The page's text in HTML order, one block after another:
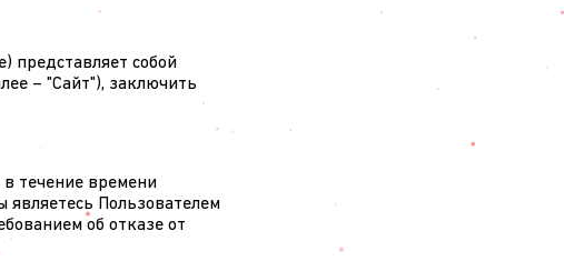
представляет собой
– "Сайт"), заключить
течение времени
являетесь Пользователем
об отказе от